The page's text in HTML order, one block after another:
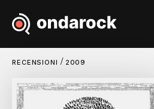
RECENSIONI / 2009